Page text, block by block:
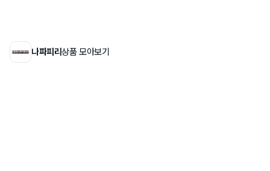
나파피리상품 모아보기